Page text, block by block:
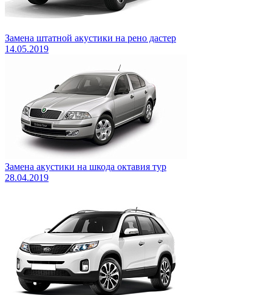
Замена штатной акустики на рено дастер
14.05.2019
Замена акустики на шкода октавия тур
28.04.2019